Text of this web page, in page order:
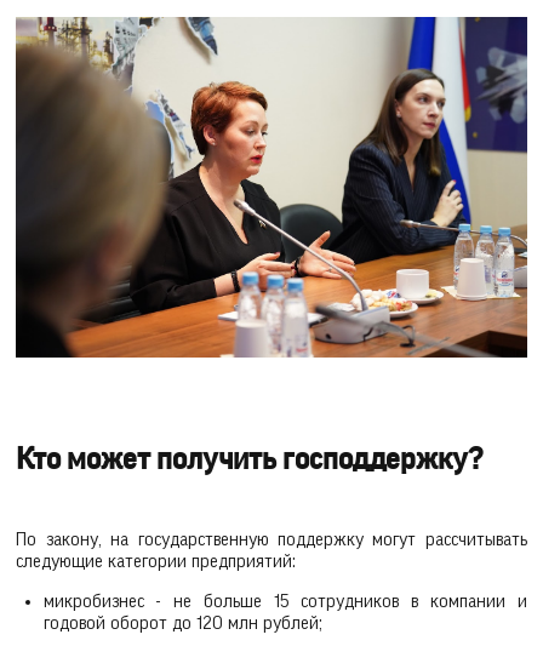
Кто может получить господдержку?
По закону, на государственную поддержку могут рассчитывать
следующие категории предприятий:
микробизнес - не больше 15 сотрудников в компании и
годовой оборот до 120 млн рублей;